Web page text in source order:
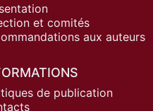
et comités
aux auteurs
de publication